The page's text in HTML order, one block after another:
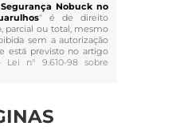
Nobuck no
" é de direito
parcial ou total, mesmo
sem a autorização
está previsto no artigo
Lei n° 9.610-98 sobre